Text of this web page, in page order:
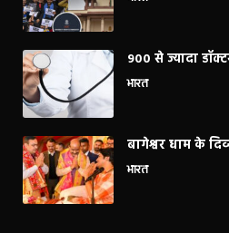
900 से ज्यादा
भारत
बागेश्वर धाम के
भारत